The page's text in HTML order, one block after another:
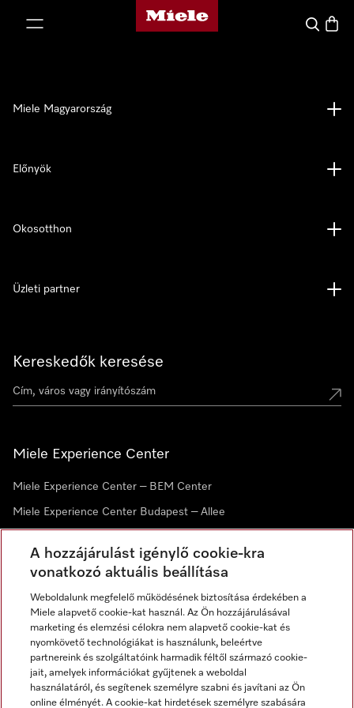
Miele honlapja
Kereses
Kereskedők keresése
Miele Experience Center
Miele Experience Center – BEM Center
Miele Experience Center Budapest – Allee
Hírlevél
Miele Magyarország
Előnyök
Okosotthon
Üzleti partner
A hozzájárulást igénylő cookie-kra
vonatkozó aktuális beállítása
Weboldalunk megfelelő működésének biztosítása érdekében a
Miele alapvető cookie-kat használ. Az Ön hozzájárulásával
marketing és elemzési célokra nem alapvető cookie-kat és
nyomkövető technológiákat is használunk, beleértve
partnereink és szolgáltatóink harmadik féltől származó cookie-
jait, amelyek információkat gyűjtenek a weboldal
használatáról, és segítenek személyre szabni és javítani az Ön
online élményét. A cookie-kat hirdetések személyre szabására